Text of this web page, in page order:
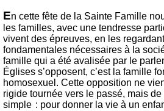
En cette fête de la Sainte Famille
les familles, avec une tendresse
vivent des épreuves, en les
fondamentales nécessaires à la
famille qui a été avalisée par le
Églises s’opposent, c’est la famille
homosexuel. Cette opposition ne
rigide tournée vers le passé, mais
simple : pour donner la vie à un